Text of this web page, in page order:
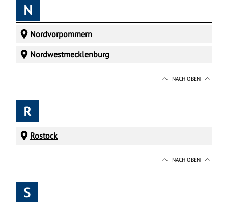
N
Nordvorpommern
Nordwestmecklenburg
NACH OBEN
R
Rostock
NACH OBEN
S